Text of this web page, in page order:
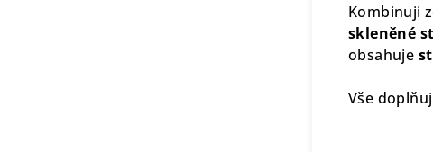
Kombinuji
skleněné
obsahuje
Vše